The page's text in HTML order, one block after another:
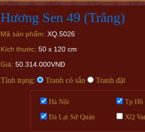
Hương Sen 49 (Trắng)
Mã sản phẩm: XQ.5026
Kích thước: 50 x 120 cm
Giá: 50.314.000VNĐ
Tình trạng: Tranh có sẵn Tranh đặt
Hà Nội Tp Hồ
Đà Lạt Sử Quán XQ